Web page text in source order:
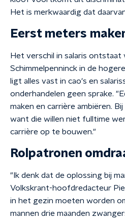
Het is merkwaardig dat
Eerst meters
Het verschil in salaris ontstaat
Schimmelpenninck in de
ligt alles vast in cao's en
onderhandelen geen sprake.
maken en carrière ambiëren.
want die willen niet fulltime
carrière op te bouwen."
Rolpatronen
"Ik denk dat de oplossing bij
Volkskrant-hoofdredacteur
in het gezin moeten worden
mannen drie maanden